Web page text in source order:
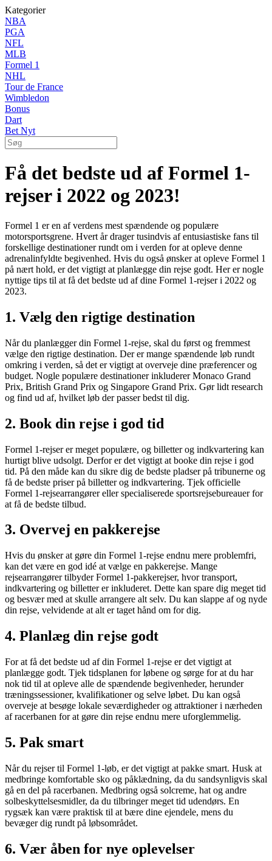
Kategorier
NBA
PGA
NFL
MLB
Formel 1
NHL
Tour de France
Wimbledon
Bonus
Dart
Bet Nyt
Få det bedste ud af Formel 1-
rejser i 2022 og 2023!
Formel 1 er en af verdens mest spændende og populære
motorsportsgrene. Hvert år drager tusindvis af entusiastiske fans til
forskellige destinationer rundt om i verden for at opleve denne
adrenalinfyldte begivenhed. Hvis du også ønsker at opleve Formel 1
på nært hold, er det vigtigt at planlægge din rejse godt. Her er nogle
nyttige tips til at få det bedste ud af dine Formel 1-rejser i 2022 og
2023.
1. Vælg den rigtige destination
Når du planlægger din Formel 1-rejse, skal du først og fremmest
vælge den rigtige destination. Der er mange spændende løb rundt
omkring i verden, så det er vigtigt at overveje dine præferencer og
budget. Nogle populære destinationer inkluderer Monaco Grand
Prix, British Grand Prix og Singapore Grand Prix. Gør lidt research
og find ud af, hvilket løb der passer bedst til dig.
2. Book din rejse i god tid
Formel 1-rejser er meget populære, og billetter og indkvartering kan
hurtigt blive udsolgt. Derfor er det vigtigt at booke din rejse i god
tid. På den måde kan du sikre dig de bedste pladser på tribunerne og
få de bedste priser på billetter og indkvartering. Tjek officielle
Formel 1-rejsearrangører eller specialiserede sportsrejsebureauer for
at få de bedste tilbud.
3. Overvej en pakkerejse
Hvis du ønsker at gøre din Formel 1-rejse endnu mere problemfri,
kan det være en god idé at vælge en pakkerejse. Mange
rejsearrangører tilbyder Formel 1-pakkerejser, hvor transport,
indkvartering og billetter er inkluderet. Dette kan spare dig meget tid
og besvær med at skulle arrangere alt selv. Du kan slappe af og nyde
din rejse, velvidende at alt er taget hånd om for dig.
4. Planlæg din rejse godt
For at få det bedste ud af din Formel 1-rejse er det vigtigt at
planlægge godt. Tjek tidsplanen for løbene og sørge for at du har
nok tid til at opleve alle de spændende begivenheder, herunder
træningssessioner, kvalifikationer og selve løbet. Du kan også
overveje at besøge lokale seværdigheder og attraktioner i nærheden
af racerbanen for at gøre din rejse endnu mere uforglemmelig.
5. Pak smart
Når du rejser til Formel 1-løb, er det vigtigt at pakke smart. Husk at
medbringe komfortable sko og påklædning, da du sandsynligvis skal
gå en del på racerbanen. Medbring også solcreme, hat og andre
solbeskyttelsesmidler, da du tilbringer meget tid udendørs. En
rygsæk kan være praktisk til at bære dine ejendele, mens du
bevæger dig rundt på løbsområdet.
6. Vær åben for nye oplevelser